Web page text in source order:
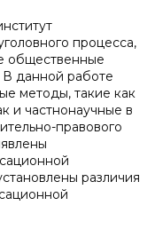
процесса,
общественные
В данной работе
методы, такие как
и частнонаучные в
правового
различия